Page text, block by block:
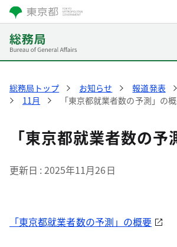
総務局トップ お知らせ 報道発表
11月
「東京都就業者数の予測」の
「東京都就業者数の
更新日 2025年11月26日
「東京都就業者数の予測」の概要